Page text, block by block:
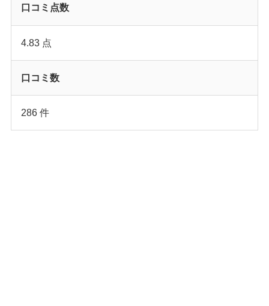
口コミ点数
4.83 点
口コミ数
286 件